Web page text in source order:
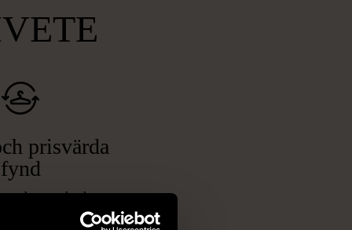
prisvärda
fynd
ett brett utbud av
kläder och möbler